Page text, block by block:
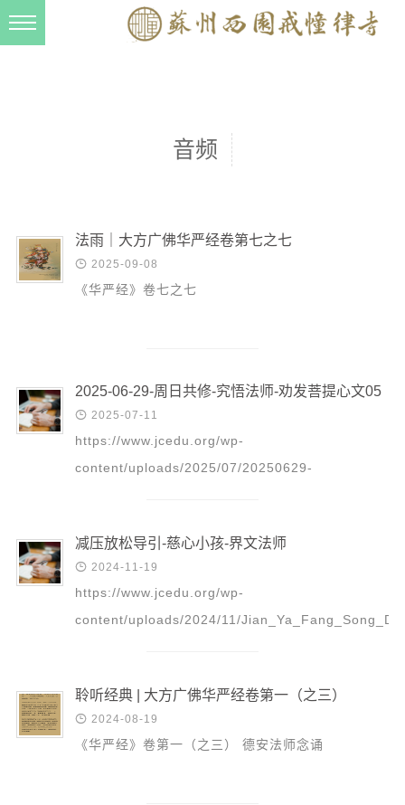
寺院管理
戒幢春秋
档案管理
音频视频
弘法书籍
助印功德
西园法讯
义工家园
观自在禅修营
教理研究
音频
法雨｜大方广佛华严经卷第七之七
 2025-09-08
《华严经》卷七之七
2025-06-29-周日共修-究悟法师-劝发菩提心文05
 2025-07-11
https://www.jcedu.org/wp-
content/uploads/2025/07/20250629-
放请点击：这里
减压放松导引-慈心小孩-界文法师
 2024-11-19
https://www.jcedu.org/wp-
content/uploads/2024/11/
聆听经典 | 大方广佛华严经卷第一（之三）
 2024-08-19
《华严经》卷第一（之三） 德安法师念诵